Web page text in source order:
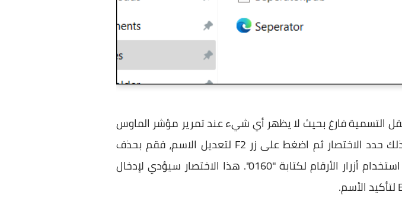
التسمية فارغ بحيث لا يظهر أي شيء عند تمرير مؤشر الماوس
فوق الأيقونة لاحقًا بعد إضافتها على شريط المهام. وللقيام بذلك حدد الاختصار ثم اضغط على زر F2 لتعديل الاسم، فقم بحذف
التسمية الحالية واضغط مطولًا على مفتاح Alt في الكيبورد ثم استخدام أزرار الأرقام لكتابة "0160". هذا الاختصار سيؤدي لإدخال